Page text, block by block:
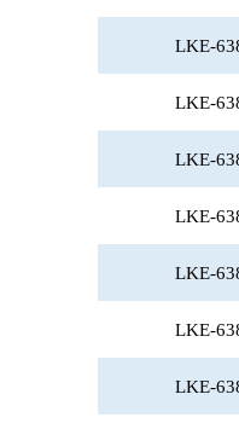
LKE-
LKE-
LKE-
LKE-
LKE-
LKE-
LKE-